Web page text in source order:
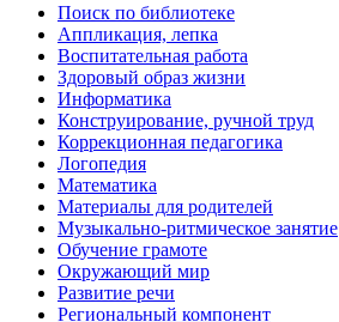
Поиск по библиотеке
Аппликация, лепка
Воспитательная работа
Здоровый образ жизни
Информатика
Конструирование, ручной труд
Коррекционная педагогика
Логопедия
Математика
Материалы для родителей
Музыкально-ритмическое занятие
Обучение грамоте
Окружающий мир
Развитие речи
Региональный компонент